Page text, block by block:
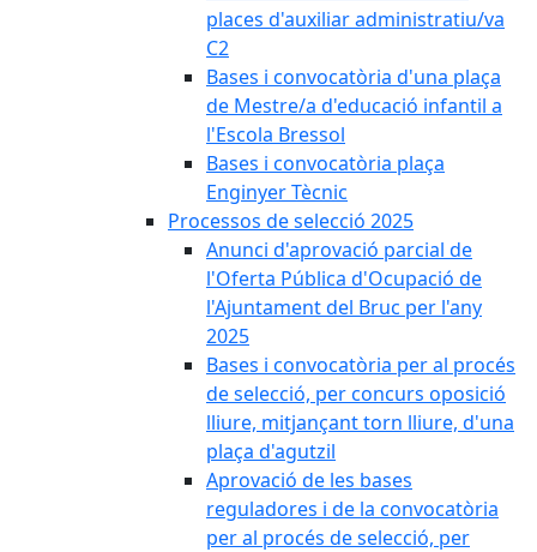
places d'auxiliar administratiu/va
C2
Bases i convocatòria d'una plaça
de Mestre/a d'educació infantil a
l'Escola Bressol
Bases i convocatòria plaça
Enginyer Tècnic
Processos de selecció 2025
Anunci d'aprovació parcial de
l'Oferta Pública d'Ocupació de
l'Ajuntament del Bruc per l'any
2025
Bases i convocatòria per al procés
de selecció, per concurs oposició
lliure, mitjançant torn lliure, d'una
plaça d'agutzil
Aprovació de les bases
reguladores i de la convocatòria
per al procés de selecció, per